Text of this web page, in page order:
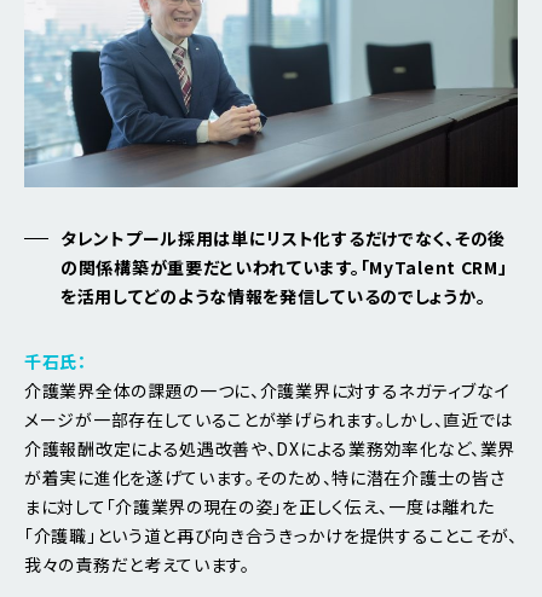
タレントプール採用は単にリスト化するだけでなく、その後
の関係構築が重要だといわれています。「MyTalent CRM」
を活用してどのような情報を発信しているのでしょうか。
千石氏：
介護業界全体の課題の一つに、介護業界に対するネガティブなイ
メージが一部存在していることが挙げられます。しかし、直近では
介護報酬改定による処遇改善や、DXによる業務効率化など、業界
が着実に進化を遂げています。そのため、特に潜在介護士の皆さ
まに対して「介護業界の現在の姿」を正しく伝え、一度は離れた
「介護職」という道と再び向き合うきっかけを提供することこそが、
我々の責務だと考えています。